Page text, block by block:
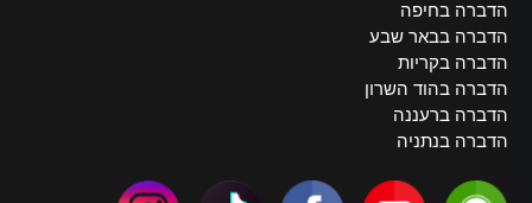
הדברה בחיפה
הדברה בבאר שבע
הדברה בקריות
הדברה בהוד השרון
הדברה ברעננה
הדברה בנתניה